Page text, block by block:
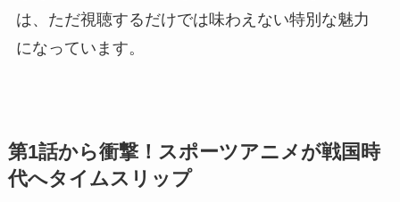
は、ただ視聴するだけでは味わえない特別な魅力
になっています。
第1話から衝撃！スポーツアニメが戦国時
代へタイムスリップ